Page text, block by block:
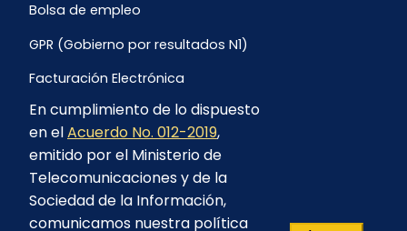
Bolsa de empleo
GPR (Gobierno por resultados N1)
Facturación Electrónica
Archivo Histórico de Facturación
Portal Ambiental y Social
Proyecto Geotérmico Chachimbiro
Contratación consultoría mediante “Lista Corta”
En cumplimiento de lo dispuesto
en elAcuerdo No. 012-2019,
emitido por el Ministerio de
Telecomunicaciones y de la
Sociedad de la Información,
comunicamos nuestra política